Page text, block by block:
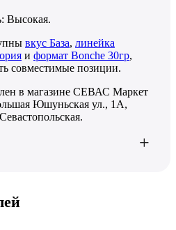
Высокая.
вкус База, линейка
и формат Bonche 30гр,
совместимые позиции.
в магазине СЕВАС Маркет
Юшуньская ул., 1А,